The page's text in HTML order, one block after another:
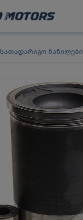
სათადარიგო ნაწილები